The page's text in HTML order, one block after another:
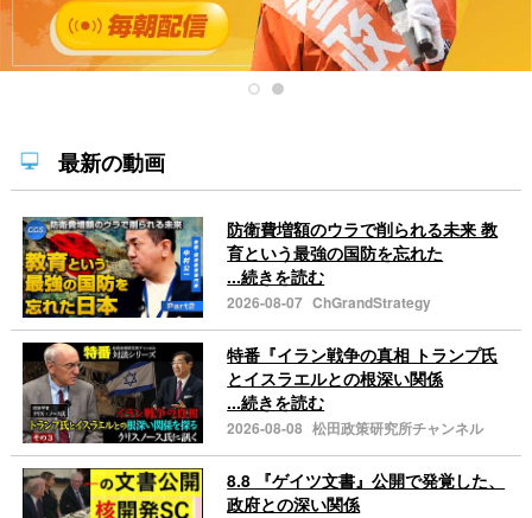
セミナーに参加
研修・ツアーに参加
最新の動画
防衛費増額のウラで削られる未来 教
育という最強の国防を忘れた
...続きを読む
2026-08-07 ChGrandStrategy
特番『イラン戦争の真相 トランプ氏
とイスラエルとの根深い関係
...続きを読む
2026-08-08 松田政策研究所チャンネル
8.8 『ゲイツ文書』公開で発覚した、
政府との深い関係